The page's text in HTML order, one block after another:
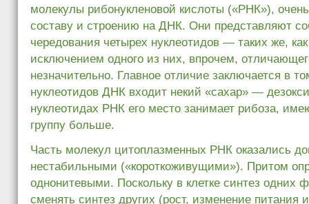
молекулы рибонукленовой кислоты («РНК»),
составу и строению на ДНК. Они представляют
чередования четырех нуклеотидов — таких же,
исключением одного из них, впрочем,
незначительно. Главное отличие заключается в
нуклеотидов ДНК входит некий «сахар» —
нуклеотидах РНК его место занимает рибоза,
группу больше.
Часть молекул цитоплазменных РНК оказались
нестабильными («короткоживущими»). Притом
однонитевыми. Поскольку в клетке синтез одних
сменять синтез других (рост, изменение питания